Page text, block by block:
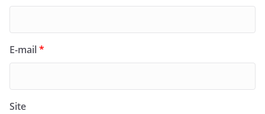
E-mail*
Site